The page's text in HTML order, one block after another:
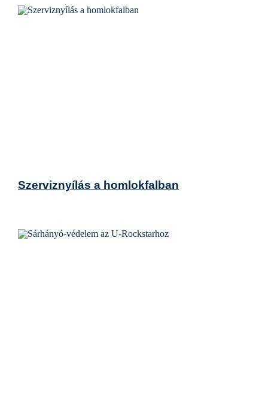
Szerviznyílás a homlokfalban